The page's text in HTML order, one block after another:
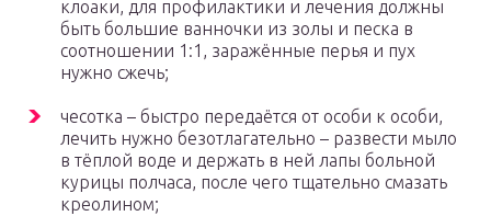
клоаки, для профилактики и лечения должны
быть большие ванночки из золы и песка в
соотношении 1:1, заражённые перья и пух
нужно сжечь;
чесотка – быстро передаётся от особи к особи,
лечить нужно безотлагательно – развести мыло
в тёплой воде и держать в ней лапы больной
курицы полчаса, после чего тщательно смазать
креолином;